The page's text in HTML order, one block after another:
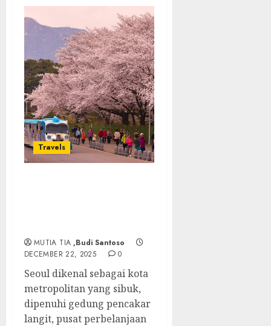
Travels
MUTIA TIA ,Budi Santoso
DECEMBER 22, 2025
0
Seoul dikenal sebagai kota
metropolitan yang sibuk,
dipenuhi gedung pencakar
langit, pusat perbelanjaan